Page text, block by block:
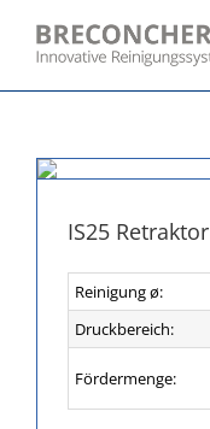
content
IS25 Retraktor
Reinigung ø:
Druckbereich:
Fördermenge: